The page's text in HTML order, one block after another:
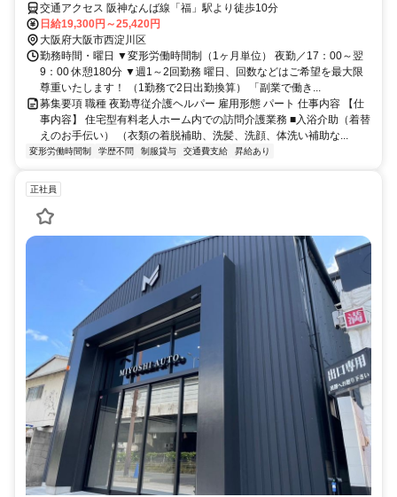
ト)
交通アクセス 阪神なんば線「福」駅より徒歩10分
日給19,300円～25,420円
大阪府大阪市西淀川区
勤務時間・曜日 ▼変形労働時間制（1ヶ月単位） 夜勤／17：00～翌
9：00 休憩180分 ▼週1～2回勤務 曜日、回数などはご希望を最大限
尊重いたします！ （1勤務で2日出勤換算） 「副業で働き...
募集要項 職種 夜勤専従介護ヘルパー 雇用形態 パート 仕事内容 【仕
事内容】 住宅型有料老人ホーム内での訪問介護業務 ■入浴介助（着替
えのお手伝い） （衣類の着脱補助、洗髪、洗顔、体洗い補助な...
変形労働時間制 学歴不問 制服貸与 交通費支給 昇給あり
正社員